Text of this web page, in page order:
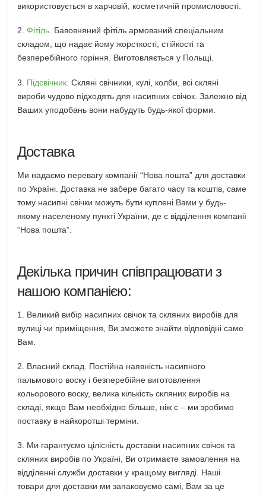
використовується в харчовій, косметичній промисловості.
2.Фітіль. Бавовняний фітіль армований спеціальним
складом, що надає йому жорсткості, стійкості та
безперебійного горіння. Виготовляється у Польщі.
3. Підсвічник . Скляні свічники, кулі, колби, всі скляні
вироби чудово підходять для насипних свічок. Залежно від
Ваших уподобань вони набудуть будь-якої форми.
Доставка
Ми надаємо перевагу компанії “Нова пошта” для доставки
по Україні. Доставка не забере багато часу та коштів, саме
тому насипні свічки можуть бути куплені Вами у будь-
якому населеному пункті України, де є відділення компанії
“Нова пошта”.
Декілька причин співпрацювати з
нашою компанією:
1. Великий вибір насипних свічок та скляних виробів для
вулиці чи приміщення, Ви зможете знайти відповідні саме
Вам.
2. Власний склад. Постійна наявність насипного
пальмового воску і безперебійне виготовлення
кольорового воску, велика кількість скляних виробів на
складі, якщо Вам необхідно більше, ніж є – ми зробимо
поставку в найкоротші терміни.
3. Ми гарантуємо цілісність доставки насипних свічок та
скляних виробів по Україні, Ви отримаєте замовлення на
відділенні служби доставки у кращому вигляді. Наші
товари для доставки ми запаковуємо самі, Вам за це